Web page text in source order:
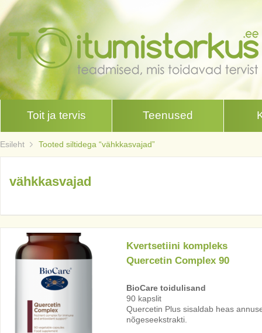
Toit ja tervis Teenused
Esileht Tooted siltidega “vähkkasvajad”
vähkkasvajad
Kvertsetiini kompleks
Quercetin Complex 90
BioCare toidulisand
90 kapslit
Quercetin Plus sisaldab heas
nõgeseekstrakti.